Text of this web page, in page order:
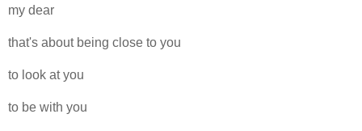
my dear
that's about being close to you
to look at you
to be with you